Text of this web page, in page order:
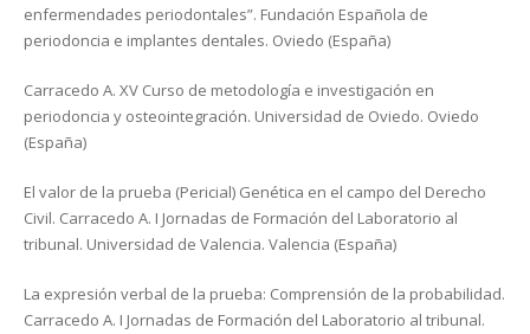
enfermendades periodontales”. Fundación Española de
periodoncia e implantes dentales. Oviedo (España)
Carracedo A. XV Curso de metodología e investigación en
periodoncia y osteointegración. Universidad de Oviedo. Oviedo
(España)
El valor de la prueba (Pericial) Genética en el campo del Derecho
Civil. Carracedo A. I Jornadas de Formación del Laboratorio al
tribunal. Universidad de Valencia. Valencia (España)
La expresión verbal de la prueba: Comprensión de la probabilidad.
Carracedo A. I Jornadas de Formación del Laboratorio al tribunal.